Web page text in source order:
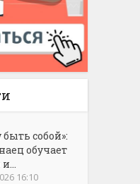
собой»:
обучает
16:10